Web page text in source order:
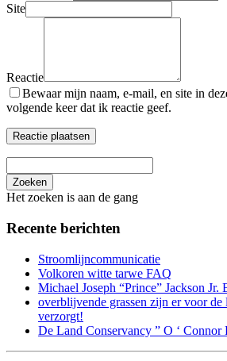
Site
Reactie
Bewaar mijn naam, e-mail, en site in
volgende keer dat ik reactie geef.
Zoeken
Het zoeken is aan de gang
Recente berichten
Stroomlijncommunicatie
Volkoren witte tarwe FAQ
Michael Joseph “Prince” Jackson Jr.
overblijvende grassen zijn er voor de
verzorgt!
De Land Conservancy ” O ‘ Connor